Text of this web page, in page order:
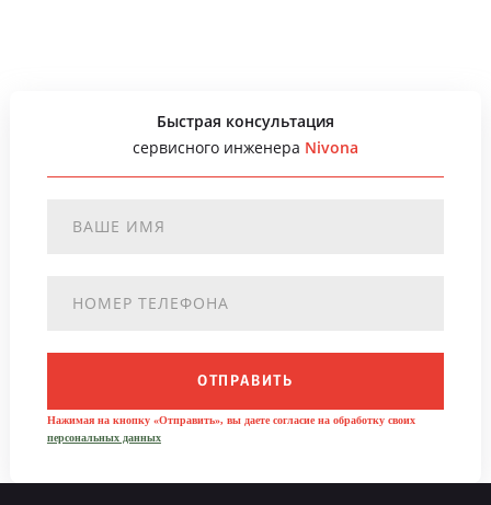
Быстрая консультация
сервисного инженера Nivona
ОТПРАВИТЬ
Нажимая на кнопку «Отправить», вы даете согласие на обработку своих
персональных данных